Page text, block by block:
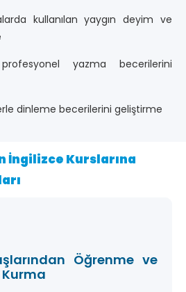
kullanılan yaygın deyim ve
yazma becerilerini
dinleme becerilerini geliştirme
İngilizce Kurslarına
Öğrenme ve